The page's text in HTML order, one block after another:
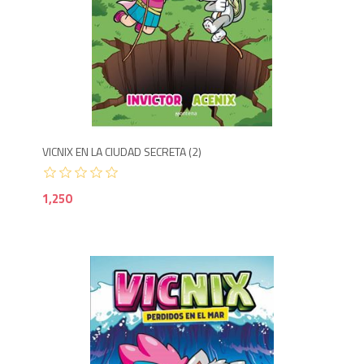
VICNIX EN LA CIUDAD SECRETA (2)
1,250